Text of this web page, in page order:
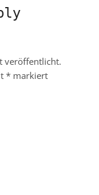
veröffentlicht.
*markiert